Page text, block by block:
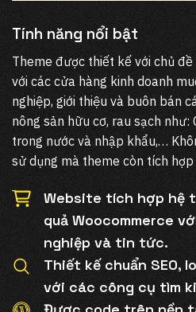
Tính năng nổi bật
Theme được thiết kế với chủ
với các cửa hàng kinh doanh
nghiệp, giới thiệu và buôn bán
nông sản hữu cơ, rau sạch như:
trong nước và nhập khẩu,…
sử dụng mà theme còn tích
Website tích hợp hệ
quả Woocommerce
nghiệp và tin tức.
Thiết kế chuẩn SEO,
với các công cụ tìm